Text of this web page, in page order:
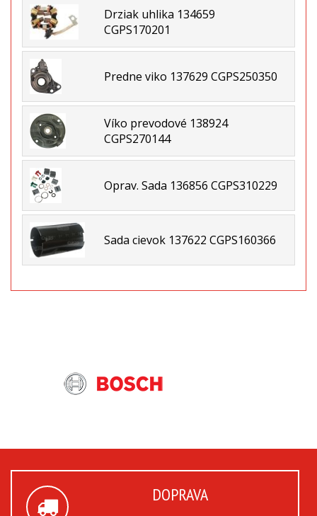
Drziak uhlika 134659
CGPS170201
Predne viko 137629 CGPS250350
Víko prevodové 138924
CGPS270144
Oprav. Sada 136856 CGPS310229
Sada cievok 137622 CGPS160366
DOPRAVA